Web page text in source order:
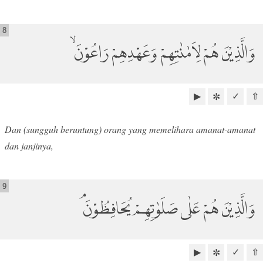
وَالَّذِيْنَ هُمْ لِاَمٰنٰتِهِمْ وَعَهْدِهِمْ رَاعُوْنَ ۙ
8
⇧
✓
✼
▶
Dan (sungguh beruntung) orang yang memelihara amanat-amanat
dan janjinya,
وَالَّذِيْنَ هُمْ عَلٰى صَلَوٰتِهِمْ يُحَافِظُوْنَ ۘ
9
⇧
✓
✼
▶